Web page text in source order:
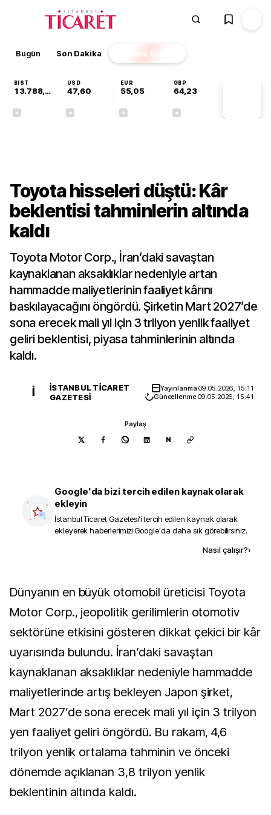
Bugün Son Dakika Finans EKSTRA
BIST
13.788,78
USD
47,60
EUR
55,05
GBP
64,23
Toyota hisseleri düştü: Kâr
beklentisi tahminlerin altında
kaldı
Toyota Motor Corp., İran’daki savaştan
kaynaklanan aksaklıklar nedeniyle artan
hammadde maliyetlerinin faaliyet kârını
baskılayacağını öngördü. Şirketin Mart 2027’de
sona erecek mali yıl için 3 trilyon yenlik faaliyet
geliri beklentisi, piyasa tahminlerinin altında
kaldı.
İ
İSTANBUL TICARET
GAZETESI
Yayınlanma09.05.2026, 15:11
Güncellenme09.05.2026, 15:41
Paylaş
N
Google'da bizi tercih edilen kaynak olarak
ekleyin
İstanbul Ticaret Gazetesi'i tercih edilen kaynak olarak
ekleyerek haberlerimizi Google'da daha sık görebilirsiniz.
Nasıl çalışır?›
Dünyanın en büyük otomobil üreticisi Toyota
Motor Corp., jeopolitik gerilimlerin otomotiv
sektörüne etkisini gösteren dikkat çekici bir kâr
uyarısında bulundu. İran’daki savaştan
kaynaklanan aksaklıklar nedeniyle hammadde
maliyetlerinde artış bekleyen Japon şirket,
Mart 2027’de sona erecek mali yıl için 3 trilyon
yen faaliyet geliri öngördü. Bu rakam, 4,6
trilyon yenlik ortalama tahminin ve önceki
dönemde açıklanan 3,8 trilyon yenlik
beklentinin altında kaldı.